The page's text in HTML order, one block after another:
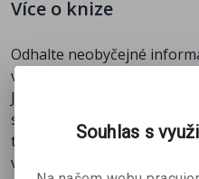
Více o knize
Odhalte neobyčejné
vyhledávací enginy.
Jakmile tuto knihu
seděli s odborníky, kteří
tajemství SEO vedoucí ke
vyhledávačích a k získání
Souhlas s